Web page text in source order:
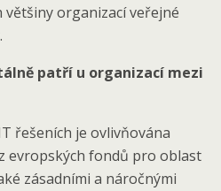
organizací veřejné
patří u organizací mezi
řešeních je ovlivňována
evropských fondů pro oblast
zásadními a náročnými